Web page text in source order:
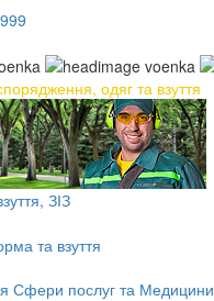
одяг та взуття
ЗІЗ
та взуття
Сфери послуг та Медицини